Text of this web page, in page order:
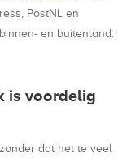
PostNL en
en buitenland:
is voordelig
dat het te veel